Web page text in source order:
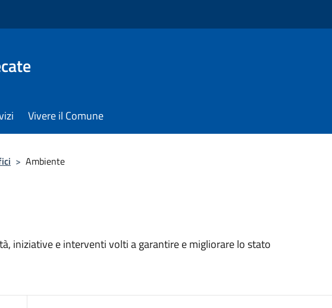
Vivere il Comune
> Ambiente
iniziative e interventi volti a garantire e migliorare lo stato